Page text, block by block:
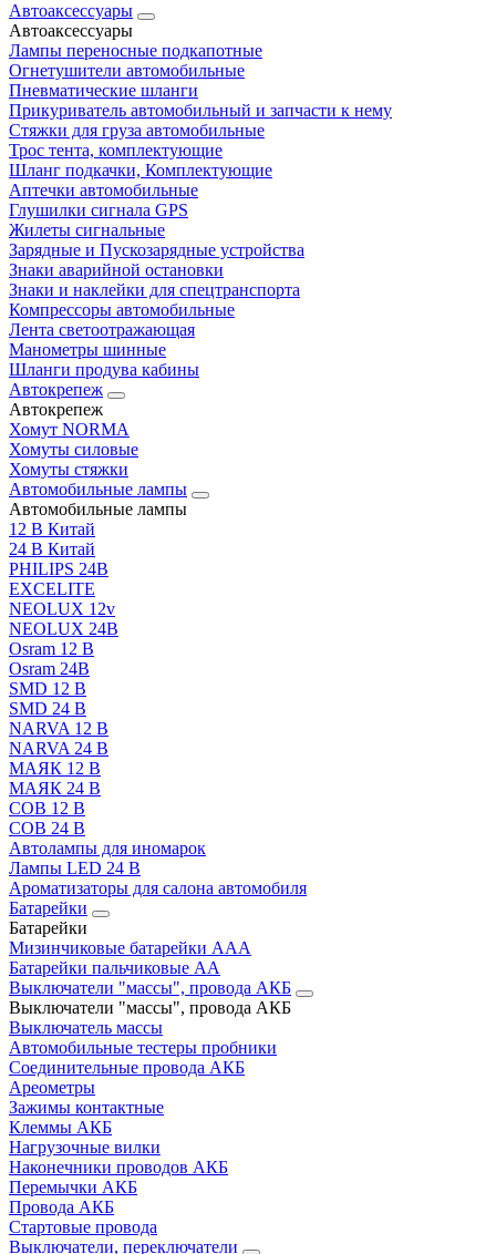
Автоаксессуары
Автоаксессуары
Лампы переносные подкапотные
Огнетушители автомобильные
Пневматические шланги
Прикуриватель автомобильный и запчасти к нему
Стяжки для груза автомобильные
Трос тента, комплектующие
Шланг подкачки, Комплектующие
Аптечки автомобильные
Глушилки сигнала GPS
Жилеты сигнальные
Зарядные и Пускозарядные устройства
Знаки аварийной остановки
Знаки и наклейки для спецтранспорта
Компрессоры автомобильные
Лента светоотражающая
Манометры шинные
Шланги продува кабины
Автокрепеж
Автокрепеж
Хомут NORMA
Хомуты силовые
Хомуты стяжки
Автомобильные лампы
Автомобильные лампы
12 В Китай
24 В Китай
PHILIPS 24В
EXCELITE
NEOLUX 12v
NEOLUX 24В
Osram 12 В
Osram 24В
SMD 12 В
SMD 24 В
NARVA 12 В
NARVA 24 В
МАЯК 12 В
МАЯК 24 В
COB 12 В
COB 24 В
Автолампы для иномарок
Лампы LED 24 B
Ароматизаторы для салона автомобиля
Батарейки
Батарейки
Мизинчиковые батарейки AAA
Батарейки пальчиковые АА
Выключатели "массы", провода АКБ
Выключатели "массы", провода АКБ
Выключатель массы
Автомобильные тестеры пробники
Соединительные провода АКБ
Ареометры
Зажимы контактные
Клеммы АКБ
Нагрузочные вилки
Наконечники проводов АКБ
Перемычки АКБ
Провода АКБ
Стартовые провода
Выключатели, переключатели